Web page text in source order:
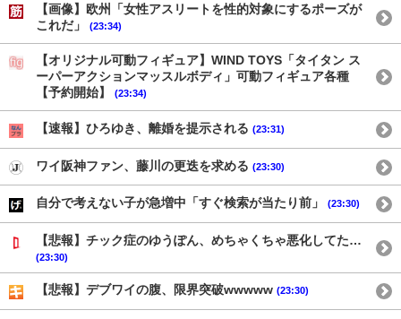
【画像】欧州「女性アスリートを性的対象にするポーズが
これだ」
(23:34)
【オリジナル可動フィギュア】WIND TOYS「タイタン ス
ーパーアクションマッスルボディ」可動フィギュア各種
【予約開始】
(23:34)
【速報】ひろゆき、離婚を提示される (23:31)
ワイ阪神ファン、藤川の更迭を求める (23:30)
自分で考えない子が急増中「すぐ検索が当たり前」 (23:30)
【悲報】チック症のゆうぽん、めちゃくちゃ悪化してた…
(23:30)
【悲報】デブワイの腹、限界突破wwwww (23:30)